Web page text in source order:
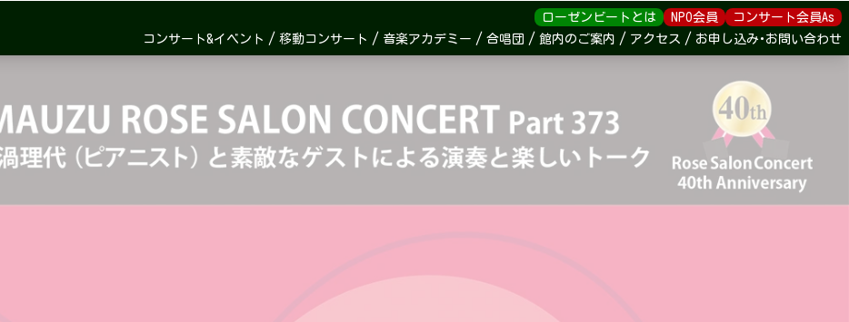
ローゼンビートとは NPO会員
コンサート会員As
コンサート&イベント
移動コンサート 音楽アカデミー 合唱団 館内のご案内 アクセス お申し込み･お問い合わせ